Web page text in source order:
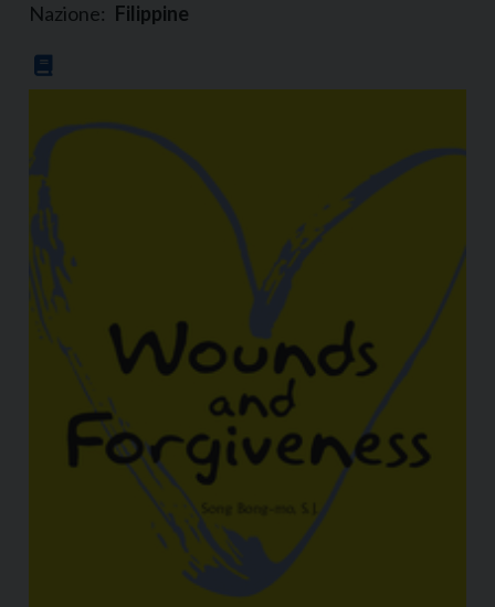
Nazione: Filippine